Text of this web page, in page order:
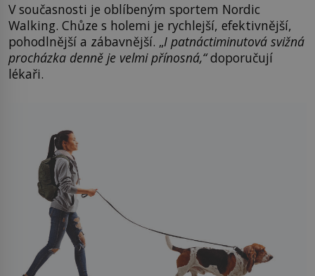
V současnosti je oblíbeným sportem Nordic
Walking. Chůze s holemi je rychlejší, efektivnější,
pohodlnější a zábavnější. „I patnáctiminutová svižná
procházka denně je velmi přínosná,“doporučují
lékaři.